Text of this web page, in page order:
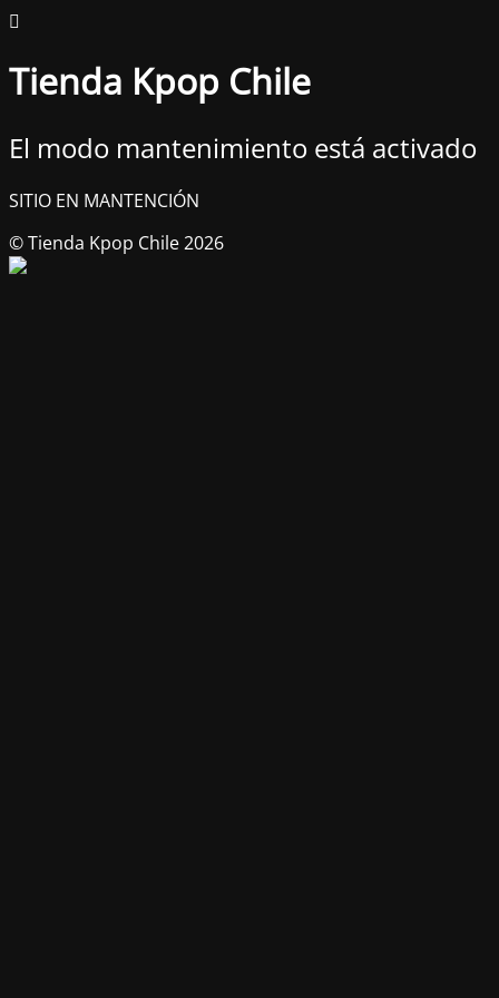
Tienda Kpop Chile
El modo mantenimiento está activado
SITIO EN MANTENCIÓN
© Tienda Kpop Chile 2026